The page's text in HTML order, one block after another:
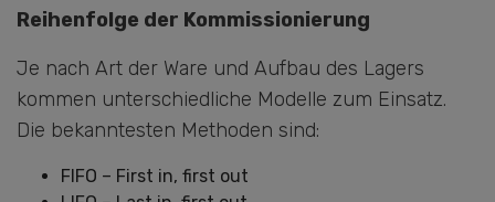
Reihenfolge der Kommissionierung
Je nach Art der Ware und Aufbau des Lagers
kommen unterschiedliche Modelle zum Einsatz.
Die bekanntesten Methoden sind:
FIFO – First in, first out